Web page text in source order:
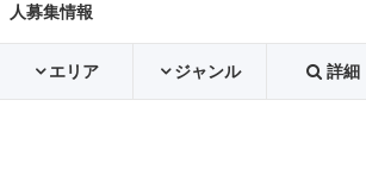
人募集情報
エリア ジャンル 詳細